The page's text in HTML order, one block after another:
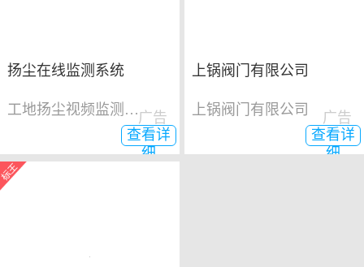
扬尘在线监测系统
工地扬尘视频监测系统
查看详
细
广告
上锅阀门有限公司
上锅阀门有限公司
查看详
细
广告